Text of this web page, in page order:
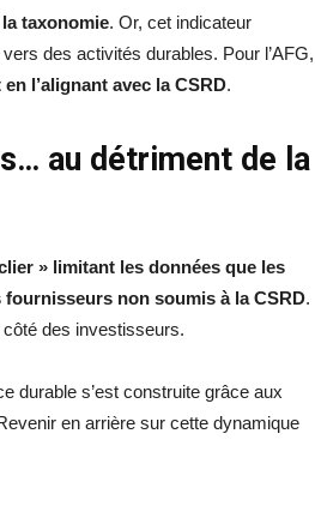
taxonomie. Or, cet indicateur
des activités durables. Pour l’AFG,
l’alignant avec la CSRD.
au détriment de la
» limitant les données que les
non soumis à la CSRD.
des investisseurs.
durable s’est construite grâce aux
en arrière sur cette dynamique